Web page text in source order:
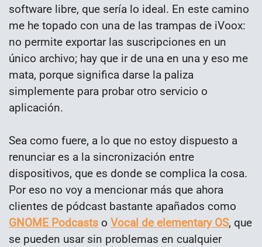
software libre, que sería lo ideal. En este camino
me he topado con una de las trampas de iVoox:
no permite exportar las suscripciones en un
único archivo; hay que ir de una en una y eso me
mata, porque significa darse la paliza
simplemente para probar otro servicio o
aplicación.
Sea como fuere, a lo que no estoy dispuesto a
renunciar es a la sincronización entre
dispositivos, que es donde se complica la cosa.
Por eso no voy a mencionar más que ahora
clientes de pódcast bastante apañados como
GNOME Podcasts o Vocal de elementary OS, que
se pueden usar sin problemas en cualquier